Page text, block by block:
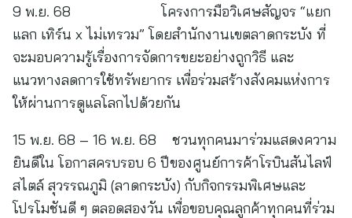
9 พ.ย. 68 โครงการมือวิเศษสัญจร “แยก
แลก เทิร์น x ไม่เทรวม” โดยสำนักงานเขตลาดกระบัง ที่
จะมอบความรู้เรื่องการจัดการขยะอย่างถูกวิธี และ
แนวทางลดการใช้ทรัพยากร เพื่อร่วมสร้างสังคมแห่งการ
ให้ผ่านการดูแลโลกไปด้วยกัน
15 พ.ย. 68 – 16 พ.ย. 68 ชวนทุกคนมาร่วมแสดงความ
ยินดีใน โอกาสครบรอบ 6 ปีของศูนย์การค้าโรบินสันไลฟ์
สไตล์ สุวรรณภูมิ (ลาดกระบัง) กับกิจกรรมพิเศษและ
โปรโมชันดี ๆ ตลอดสองวัน เพื่อขอบคุณลูกค้าทุกคนที่ร่วม